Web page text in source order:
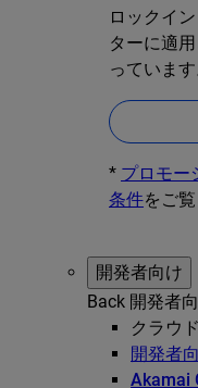
ロックイ
ターに適
っています
* プロモー
条件をご
開発者向け
Back 開発者
クラウ
開発者
Akamai